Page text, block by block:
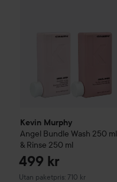
Kevin Murphy
Angel Bundle Wash 250 ml
& Rinse 250 ml
499 kr
Utan paketpris: 710 kr